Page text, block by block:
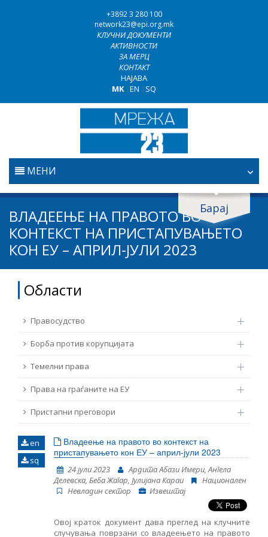
+3892 3 280 100
network23@epi.org.mk
КЛУЧНИ ДОКУМЕНТИ
АКТИВНОСТИ
ЗА МЕРЦ
КОНТАКТ
НАЈАВА
MK|EN | SQ
МЕНИ
ПОЧЕТНА
ПРАВОСУДСТВО
БОРБА ПРОТИВ КОРУПЦИЈАТА
ТЕМЕЛНИ ПРАВА
ПРИСТАПНИ ПРЕГОВОРИ
Барај
Барај документи
Барај
Област / подрачје
Извор
Таг
Од Мрежа 23
Датум на објавување
ВЛАДЕЕЊЕ НА ПРАВОТО ВО
КОНТЕКСТ НА ПРИСТАПУВАЊЕТО
КОН ЕУ – АПРИЛ-ЈУЛИ 2023
Области
Правосудство
Борба против корупцијата
Темелни права
Права на граѓаните на ЕУ
Пристапни преговори
en
sq
Владеење на правото во контекст на
пристапувањето кон ЕУ – април-јули 2023
24 јули 2023
Ардита Абази Имери, Ангела
Делевска, Беба Жагар, Јулијана Караи
Национален
Невладин сектор
Извештај
Овој краток документ дава преглед на клучните
случувања поврзани со владеењето на правото